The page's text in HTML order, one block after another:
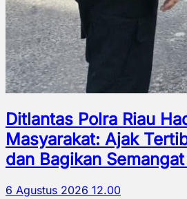
Ditlantas Polra Riau
Masyarakat: Ajak
dan Bagikan
6 Agustus 2026 12.00